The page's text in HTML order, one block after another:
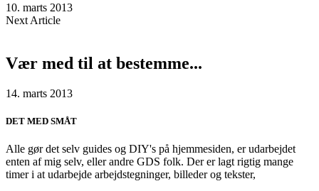
10. marts 2013
Next Article
Vær med til at bestemme...
14. marts 2013
DET MED SMÅT
Alle gør det selv guides og DIY's på hjemmesiden, er udarbejdet
enten af mig selv, eller andre GDS folk. Der er lagt rigtig mange
timer i at udarbejde arbejdstegninger, billeder og tekster,